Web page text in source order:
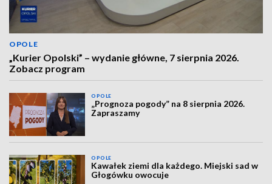
OPOLE
„Kurier Opolski” – wydanie główne, 7 sierpnia 2026.
Zobacz program
OPOLE
„Prognoza pogody” na 8 sierpnia 2026.
Zapraszamy
OPOLE
Kawałek ziemi dla każdego. Miejski sad w
Głogówku owocuje